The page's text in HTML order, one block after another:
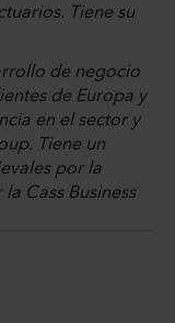
Tiene su
de negocio
de Europa y
en el sector y
Tiene un
por la
Cass Business